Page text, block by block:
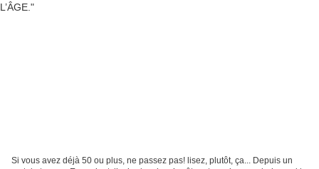
Si vous avez déjà 50 ou plus, ne passez pas! lisez, plutôt, ça... Depuis un